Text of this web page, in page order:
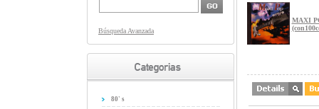
Búsqueda Avanzada
80' s
MAXI